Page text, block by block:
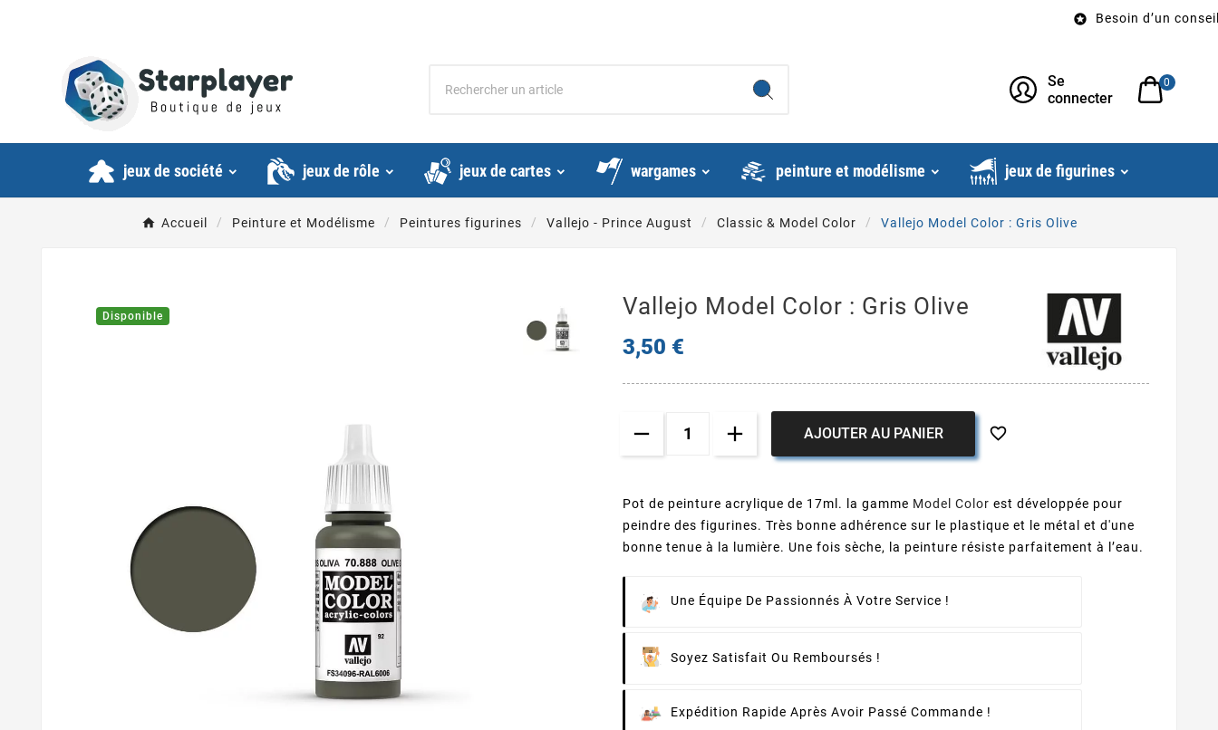
Besoin d’un conseil?
Se
connecter
0
jeux de société jeux de rôle jeux de cartes wargames peinture et modélisme jeux de figurines
Accueil Peinture et Modélisme Peintures figurines Vallejo - Prince August Classic & Model Color Vallejo Model Color : Gris Olive
Disponible Vallejo Model Color : Gris Olive
3,50 €
AJOUTER AU PANIER 
Pot de peinture acrylique de 17ml. la gamme Model Color est développée pour
peindre des figurines. Très bonne adhérence sur le plastique et le métal et d'une
bonne tenue à la lumière. Une fois sèche, la peinture résiste parfaitement à l’eau.
Une Équipe De Passionnés À Votre Service !
Soyez Satisfait Ou Remboursés !
Expédition Rapide Après Avoir Passé Commande !